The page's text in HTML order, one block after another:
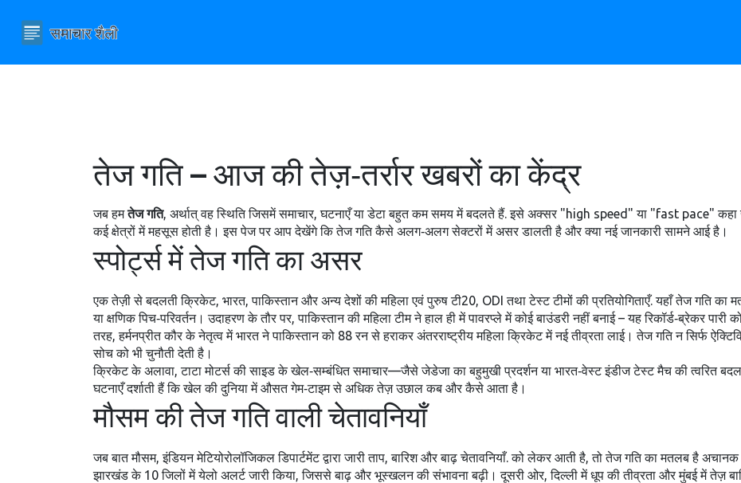
तेज गति – आज की तेज़‑तर्रार खबरों का केंद्र
जब हमतेज गति, अर्थात् वह स्थिति जिसमें समाचार, घटनाएँ या डेटा बहुत कम समय में बदलते हैं. इसे अक्सर "high speed" या "fast pace" कहा
कई क्षेत्रों में महसूस होती है। इस पेज पर आप देखेंगे कि तेज गति कैसे अलग‑अलग सेक्टरों में असर डालती है और क्या नई जानकारी सामने आई है।
स्पोर्ट्स में तेज गति का असर
एक तेज़ी से बदलतीक्रिकेट, भारत, पाकिस्तान और अन्य देशों की महिला एवं पुरुष टी20, ODI तथा टेस्ट टीमों की प्रतियोगिताएँ. यहाँ तेज गति का
या क्षणिक पिच‑परिवर्तन। उदाहरण के तौर पर, पाकिस्तान की महिला टीम ने हाल ही में पावरप्ले में कोई बाउंडरी नहीं बनाई – यह रिकॉर्ड‑ब्रेकर
तरह, हर्मनप्रीत कौर के नेतृत्व में भारत ने पाकिस्तान को 88 रन से हराकर अंतरराष्ट्रीय महिला क्रिकेट में नई तीव्रता लाई। तेज गति न सिर्फ
सोच को भी चुनौती देती है।
क्रिकेट के अलावा, टाटा मोटर्स की साइड के खेल‑सम्बंधित समाचार—जैसे जेडेजा का बहुमुखी प्रदर्शन या भारत‑वेस्ट इंडीज टेस्ट मैच की त्वरित
घटनाएँ दर्शाती हैं कि खेल की दुनिया में औसत गेम‑टाइम से अधिक तेज़ उछाल कब और कैसे आता है।
मौसम की तेज गति वाली चेतावनियाँ
जब बातमौसम,इंडियन मेटियोरोलॉजिकल डिपार्टमेंट द्वारा जारी ताप, बारिश और बाढ़ चेतावनियाँ. को लेकर आती है, तो तेज गति का मतलब है अचानक
झारखंड के 10 जिलों में येलो अलर्ट जारी किया, जिससे बाढ़ और भूस्खलन की संभावना बढ़ी। दूसरी ओर, दिल्ली में धूप की तीव्रता और मुंबई में तेज़